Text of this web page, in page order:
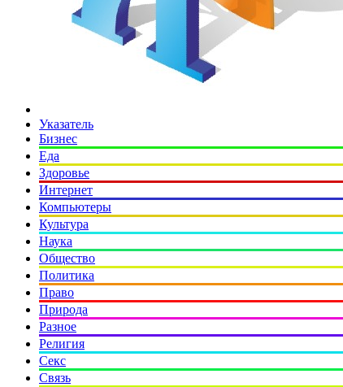
Указатель
Бизнес
Еда
Здоровье
Интернет
Компьютеры
Культура
Наука
Общество
Политика
Право
Природа
Разное
Религия
Секс
Связь